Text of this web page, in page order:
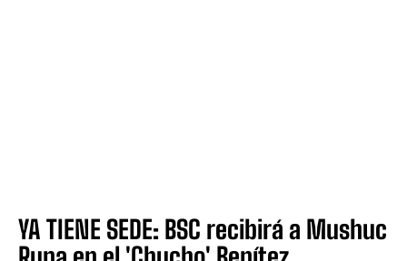
YA TIENE SEDE: BSC recibirá a Mushuc